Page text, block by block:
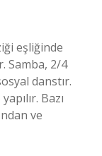
eşliğinde
Samba, 2/4
danstır.
Bazı
ve